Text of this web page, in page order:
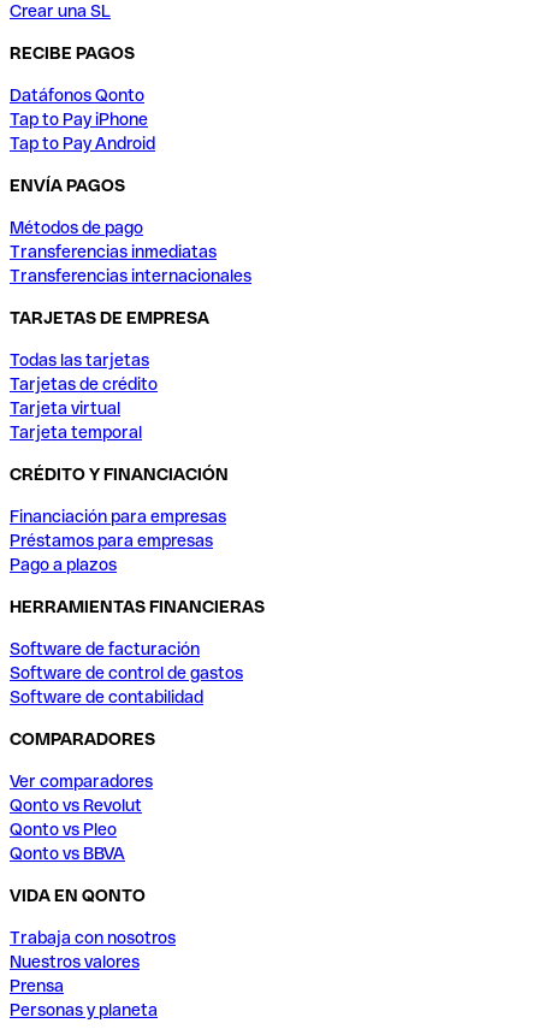
Crear una SL
RECIBE PAGOS
Datáfonos Qonto
Tap to Pay iPhone
Tap to Pay Android
ENVÍA PAGOS
Métodos de pago
Transferencias inmediatas
Transferencias internacionales
TARJETAS DE EMPRESA
Todas las tarjetas
Tarjetas de crédito
Tarjeta virtual
Tarjeta temporal
CRÉDITO Y FINANCIACIÓN
Financiación para empresas
Préstamos para empresas
Pago a plazos
HERRAMIENTAS FINANCIERAS
Software de facturación
Software de control de gastos
Software de contabilidad
COMPARADORES
Ver comparadores
Qonto vs Revolut
Qonto vs Pleo
Qonto vs BBVA
VIDA EN QONTO
Trabaja con nosotros
Nuestros valores
Prensa
Personas y planeta